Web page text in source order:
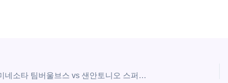
[미국 NBA] 5월16일 미네소타 팀버울브스 vs 샌안토니오 스퍼스 | 스포츠 분석 무료 중계 토친놈